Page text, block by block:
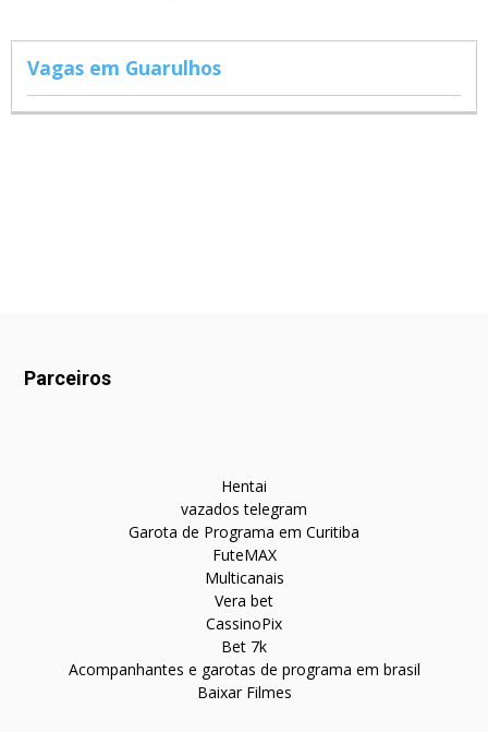
Vagas em Guarulhos
Parceiros
Hentai
vazados telegram
Garota de Programa em Curitiba
FuteMAX
Multicanais
Vera bet
CassinoPix
Bet 7k
Acompanhantes e garotas de programa em brasil
Baixar Filmes